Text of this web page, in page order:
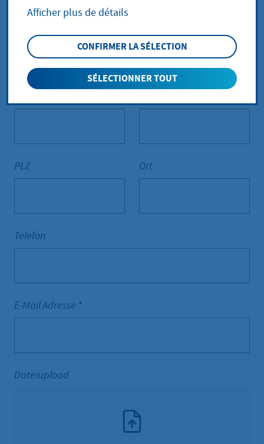
PLZ Ort
Telefon
E-Mail Adresse *
Dateiupload
n
s
Afficher plus de détails
CONFIRMER LA SÉLECTION
SÉLECTIONNER TOUT